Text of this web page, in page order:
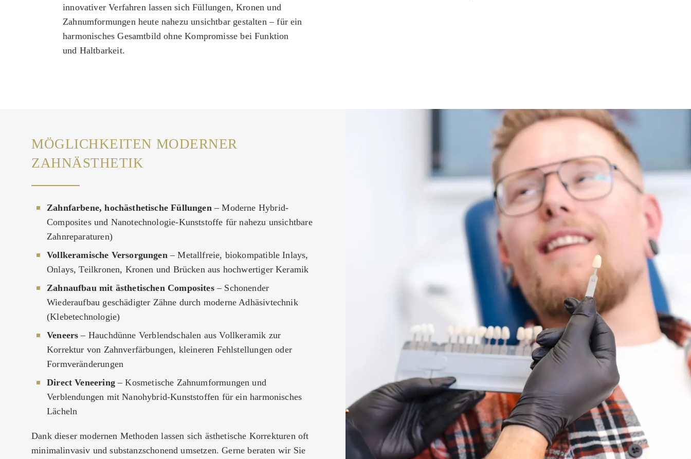
innovativer Verfahren lassen sich Füllungen, Kronen und
Zahnumformungen heute nahezu unsichtbar gestalten – für ein
harmonisches Gesamtbild ohne Kompromisse bei Funktion
und Haltbarkeit.
MÖGLICHKEITEN MODERNER
ZAHNÄSTHETIK
Zahnfarbene, hochästhetische Füllungen– Moderne Hybrid-
Composites und Nanotechnologie-Kunststoffe für nahezu unsichtbare
Zahnreparaturen)
Vollkeramische Versorgungen– Metallfreie, biokompatible Inlays,
Onlays, Teilkronen, Kronen und Brücken aus hochwertiger Keramik
Zahnaufbau mit ästhetischen Composites– Schonender
Wiederaufbau geschädigter Zähne durch moderne Adhäsivtechnik
(Klebetechnologie)
Veneers– Hauchdünne Verblendschalen aus Vollkeramik zur
Korrektur von Zahnverfärbungen, kleineren Fehlstellungen oder
Formveränderungen
Direct Veneering– Kosmetische Zahnumformungen und
Verblendungen mit Nanohybrid-Kunststoffen für ein harmonisches
Lächeln
Dank dieser modernen Methoden lassen sich ästhetische Korrekturen oft
minimalinvasiv und substanzschonend umsetzen. Gerne beraten wir Sie